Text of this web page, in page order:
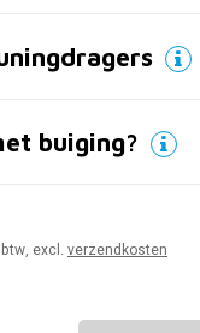
buiging?
excl. verzendkosten